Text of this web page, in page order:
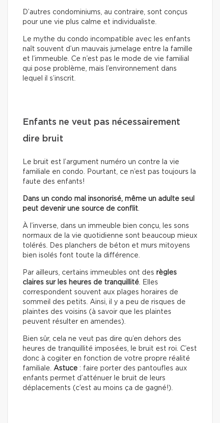
D’autres condominiums, au contraire, sont conçus
pour une vie plus calme et individualiste.
Le mythe du condo incompatible avec les enfants
naît souvent d’un mauvais jumelage entre la famille
et l’immeuble. Ce n’est pas le mode de vie familial
qui pose problème, mais l’environnement dans
lequel il s’inscrit.
Enfants ne veut pas nécessairement
dire bruit
Le bruit est l’argument numéro un contre la vie
familiale en condo. Pourtant, ce n’est pas toujours la
faute des enfants!
Dans un condo mal insonorisé, même un adulte seul
peut devenir une source de conflit.
À l’inverse, dans un immeuble bien conçu, les sons
normaux de la vie quotidienne sont beaucoup mieux
tolérés. Des planchers de béton et murs mitoyens
bien isolés font toute la différence.
Par ailleurs, certains immeubles ont des règles
claires sur les heures de tranquillité. Elles
correspondent souvent aux plages horaires de
sommeil des petits. Ainsi, il y a peu de risques de
plaintes des voisins (à savoir que les plaintes
peuvent résulter en amendes).
Bien sûr, cela ne veut pas dire qu’en dehors des
heures de tranquillité imposées, le bruit est roi. C’est
donc à cogiter en fonction de votre propre réalité
familiale. Astuce : faire porter des pantoufles aux
enfants permet d’atténuer le bruit de leurs
déplacements (c’est au moins ça de gagné!).